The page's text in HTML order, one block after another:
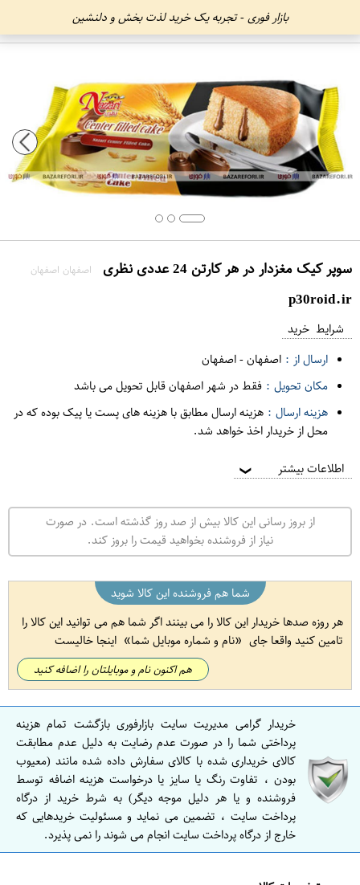
بازار فوری - تجربه یک خرید لذت بخش و دلنشین
سوپر کیک مغزدار در هر کارتن 24 عددی نظری اصفهان اصفهان
p30roid.ir
شرایط خرید
ارسال از : اصفهان-اصفهان
مکان تحویل : فقط در شهر اصفهان قابل تحویل می باشد
هزینه ارسال : هزینه ارسال مطابق با هزینه های پست یا پیک بوده که در
محل از خریدار اخذ خواهد شد.
اطلاعات بیشتر ❯
از بروز رسانی این کالا بیش از صد روز گذشته است. در صورت
نیاز از فروشنده بخواهید قیمت را بروز کند.
شما هم فروشنده این کالا شوید
هر روزه صدها خریدار این کالا را می بینند اگر شما هم می توانید این کالا را
تامین کنید واقعا جای
نام و شماره موبایل شما اینجا خالیست
هم اکنون نام و موبایلتان را اضافه کنید
خریدار گرامی مدیریت سایت بازارفوری بازگشت تمام هزینه
پرداختی شما را در صورت عدم رضایت به دلیل عدم مطابقت
کالای خریداری شده با کالای سفارش داده شده مانند (معیوب
بودن ، تفاوت رنگ یا سایز یا درخواست هزینه اضافه توسط
فروشنده و یا هر دلیل موجه دیگر) به شرط خرید از درگاه
پرداخت سایت ، تضمین می نماید و مسئولیت خریدهایی که
خارج از درگاه پرداخت سایت انجام می شوند را نمی پذیرد.